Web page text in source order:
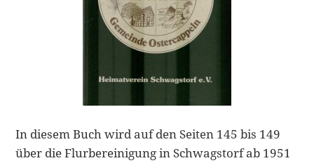
In diesem Buch wird auf den Seiten 145 bis 149
über die Flurbereinigung in Schwagstorf ab 1951